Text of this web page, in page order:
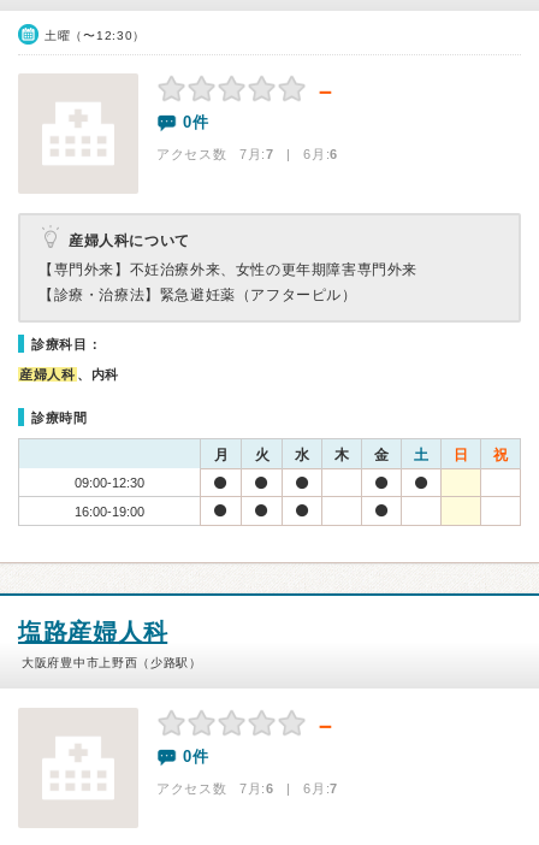
土曜（〜12:30）
－
0件
アクセス数 7月:7 | 6月:6
産婦人科について
【専門外来】 不妊治療外来、女性の更年期障害専門外来
【診療・治療法】 緊急避妊薬（アフターピル）
診療科目：
産婦人科 、内科
診療時間
月 火 水 木 金 土 日 祝
09:00-12:30
16:00-19:00
塩路産婦人科
大阪府豊中市上野西（少路駅）
－
0件
アクセス数 7月:6 | 6月:7